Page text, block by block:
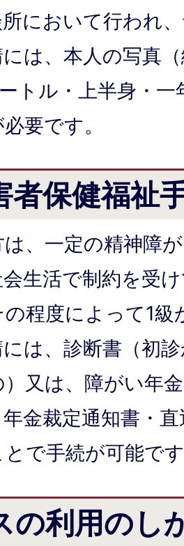
において行われ
は、本人の写真
トル・上半身・一
要です。
者保健福祉
、一定の精神障
生活で制約を受
程度によって1
は、診断書（初
又は、障がい年
金裁定通知書・
で手続が可能で
の利用のし